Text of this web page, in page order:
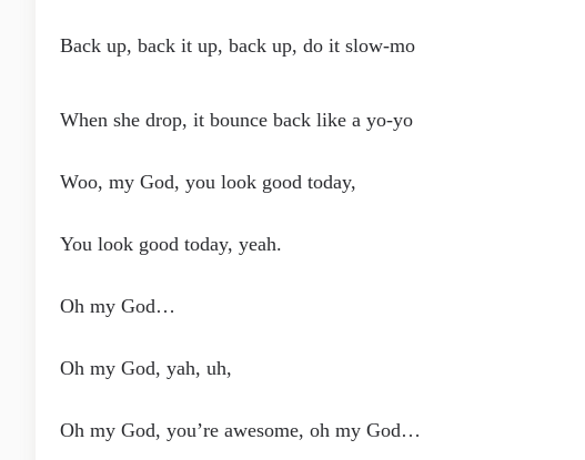
Back up, back it up, back up, do it slow-mo
When she drop, it bounce back like a yo-yo
Woo, my God, you look good today,
You look good today, yeah.
Oh my God…
Oh my God, yah, uh,
Oh my God, you’re awesome, oh my God…